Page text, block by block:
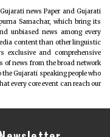
news Paper and Gujarati
Samachar, which bring its
unbiased news among every
content than other linguistic
exclusive and comprehensive
of news from the broad network
Gujarati speaking people who
every core event can reach our